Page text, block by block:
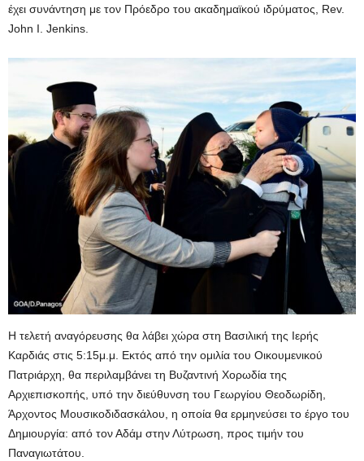
έχει συνάντηση με τον Πρόεδρο του ακαδημαϊκού ιδρύματος, Rev.
John I. Jenkins.
Η τελετή αναγόρευσης θα λάβει χώρα στη Βασιλική της Ιερής
Καρδιάς στις 5:15μ.μ. Εκτός από την ομιλία του Οικουμενικού
Πατριάρχη, θα περιλαμβάνει τη Βυζαντινή Χορωδία της
Αρχιεπισκοπής, υπό την διεύθυνση του Γεωργίου Θεοδωρίδη,
Άρχοντος Μουσικοδιδασκάλου, η οποία θα ερμηνεύσει το έργο του
Δημιουργία: από τον Αδάμ στην Λύτρωση, προς τιμήν του
Παναγιωτάτου.